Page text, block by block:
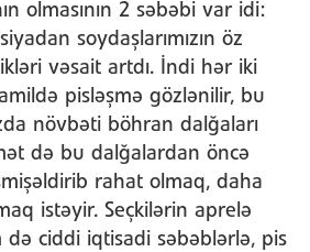
olmasının 2 səbəbi var idi:
soydaşlarımızın öz
vəsait artdı. İndi hər iki
pisləşmə gözlənilir, bu
növbəti böhran dalğaları
də bu dalğalardan öncə
rahat olmaq, daha
istəyir. Seçkilərin aprelə
də ciddi iqtisadi səbəblərlə, pis